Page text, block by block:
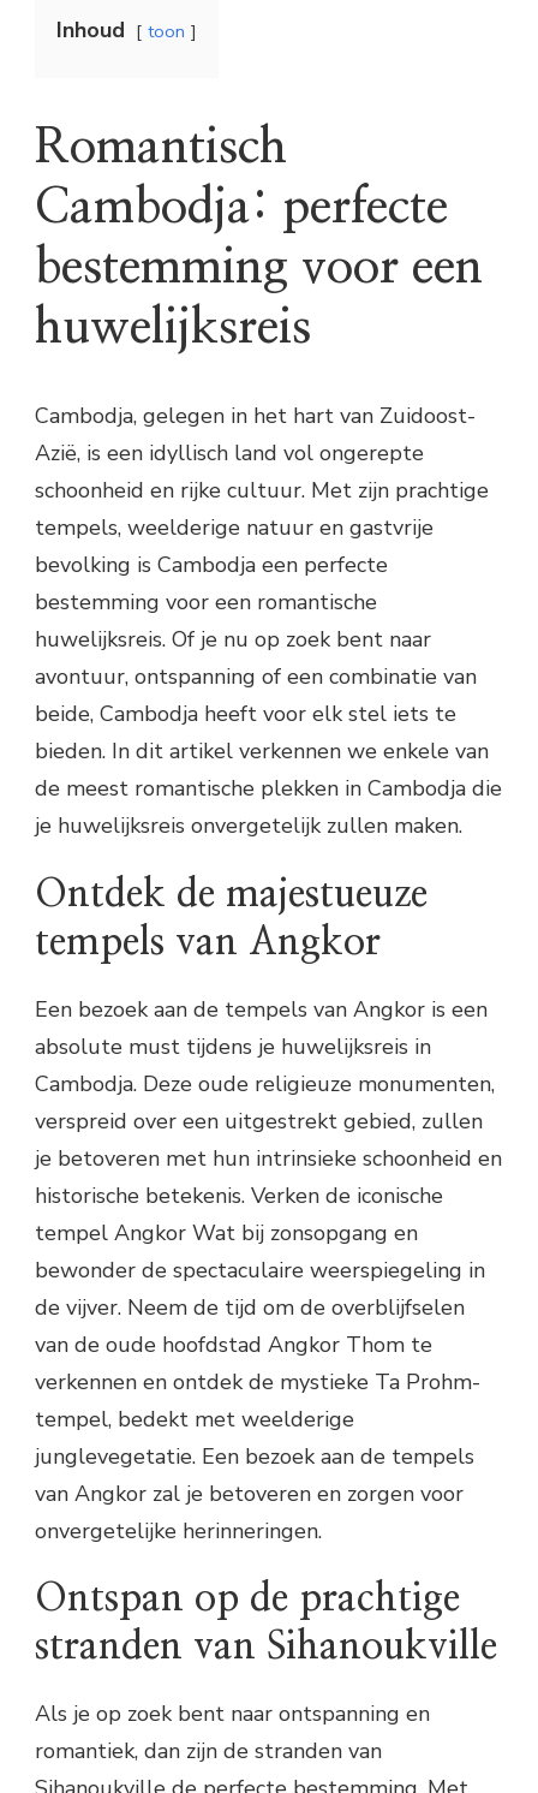
Inhoud toon
Romantisch
Cambodja: perfecte
bestemming voor een
huwelijksreis
Cambodja, gelegen in het hart van Zuidoost-
Azië, is een idyllisch land vol ongerepte
schoonheid en rijke cultuur. Met zijn prachtige
tempels, weelderige natuur en gastvrije
bevolking is Cambodja een perfecte
bestemming voor een romantische
huwelijksreis. Of je nu op zoek bent naar
avontuur, ontspanning of een combinatie van
beide, Cambodja heeft voor elk stel iets te
bieden. In dit artikel verkennen we enkele van
de meest romantische plekken in Cambodja die
je huwelijksreis onvergetelijk zullen maken.
Ontdek de majestueuze
tempels van Angkor
Een bezoek aan de tempels van Angkor is een
absolute must tijdens je huwelijksreis in
Cambodja. Deze oude religieuze monumenten,
verspreid over een uitgestrekt gebied, zullen
je betoveren met hun intrinsieke schoonheid en
historische betekenis. Verken de iconische
tempel Angkor Wat bij zonsopgang en
bewonder de spectaculaire weerspiegeling in
de vijver. Neem de tijd om de overblijfselen
van de oude hoofdstad Angkor Thom te
verkennen en ontdek de mystieke Ta Prohm-
tempel, bedekt met weelderige
junglevegetatie. Een bezoek aan de tempels
van Angkor zal je betoveren en zorgen voor
onvergetelijke herinneringen.
Ontspan op de prachtige
stranden van Sihanoukville
Als je op zoek bent naar ontspanning en
romantiek, dan zijn de stranden van